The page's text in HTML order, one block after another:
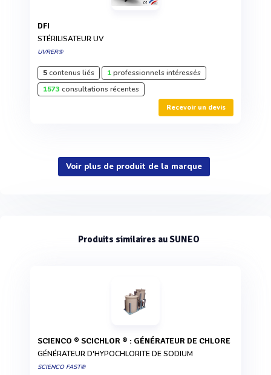
DFI
STÉRILISATEUR UV
UVRER®
5contenus liés 1professionnels intéressés
1573 consultations récentes
Recevoir un devis
Voir plus de produit de la marque
Produits similaires au SUNEO
SCIENCO ® SCICHLOR ® : GÉNÉRATEUR DE CHLORE
GÉNÉRATEUR D'HYPOCHLORITE DE SODIUM
SCIENCO FAST®